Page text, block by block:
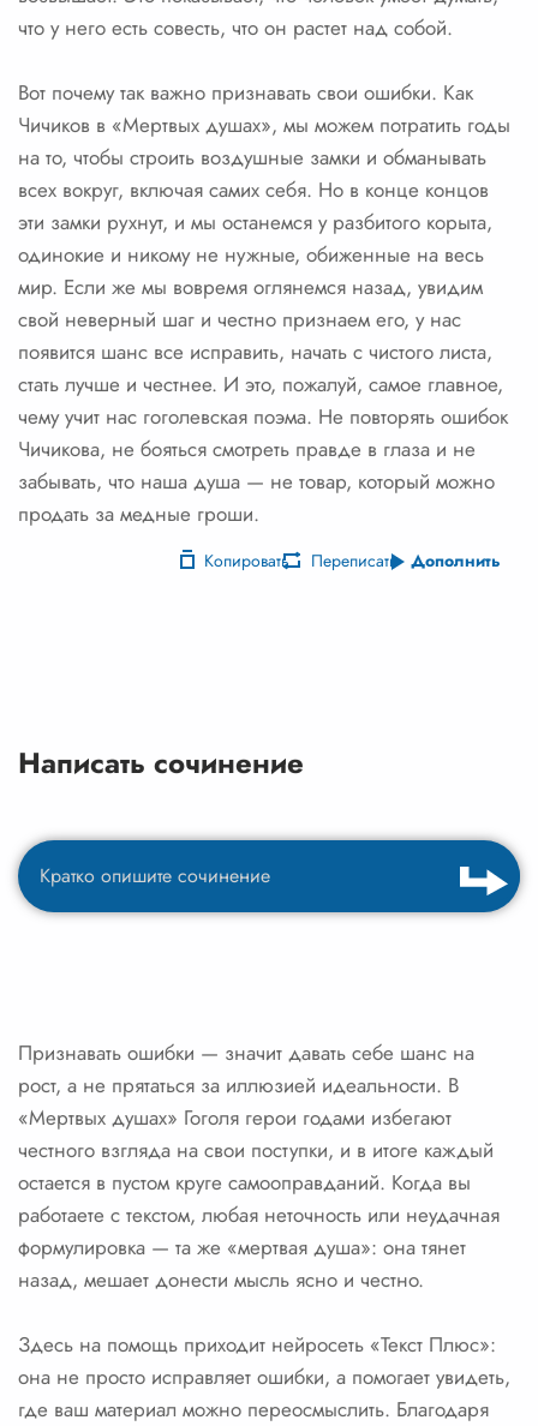
что у него есть совесть, что он растет над собой.
Вот почему так важно признавать свои ошибки. Как
Чичиков в «Мертвых душах», мы можем потратить годы
на то, чтобы строить воздушные замки и обманывать
всех вокруг, включая самих себя. Но в конце концов
эти замки рухнут, и мы останемся у разбитого корыта,
одинокие и никому не нужные, обиженные на весь
мир. Если же мы вовремя оглянемся назад, увидим
свой неверный шаг и честно признаем его, у нас
появится шанс все исправить, начать с чистого листа,
стать лучше и честнее. И это, пожалуй, самое главное,
чему учит нас гоголевская поэма. Не повторять ошибок
Чичикова, не бояться смотреть правде в глаза и не
забывать, что наша душа — не товар, который можно
продать за медные гроши.
Копировать Переписать Дополнить
Написать сочинение
Признавать ошибки — значит давать себе шанс на
рост, а не прятаться за иллюзией идеальности. В
«Мертвых душах» Гоголя герои годами избегают
честного взгляда на свои поступки, и в итоге каждый
остается в пустом круге самооправданий. Когда вы
работаете с текстом, любая неточность или неудачная
формулировка — та же «мертвая душа»: она тянет
назад, мешает донести мысль ясно и честно.
Здесь на помощь приходит нейросеть «Текст Плюс»:
она не просто исправляет ошибки, а помогает увидеть,
где ваш материал можно переосмыслить. Благодаря